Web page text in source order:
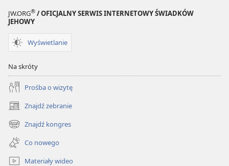
Sierpień 2008
Sierpień 2008
JW.ORG® / OFICJALNY SERWIS INTERNETOWY ŚWIADKÓW
JEHOWY
Wyświetlanie
Na skróty
Prośba o wizytę
Znajdź zebranie
(opens
new
window)
Znajdź kongres
(opens
new
window)
Co nowego
Materiały wideo